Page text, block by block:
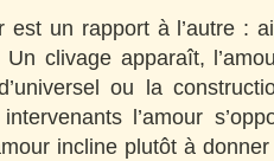
est un rapport à l’autre :
clivage apparaît,
ou la
l’amour
incline plutôt à